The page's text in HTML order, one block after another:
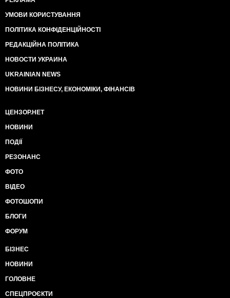
УМОВИ КОРИСТУВАННЯ
ПОЛІТИКА КОНФІДЕНЦІЙНОСТІ
РЕДАКЦІЙНА ПОЛІТИКА
НОВОСТИ УКРАИНА
UKRAINIAN NEWS
НОВИНИ БІЗНЕСУ, ЕКОНОМІКИ, ФІНАНСІВ
ЦЕНЗОР.НЕТ
НОВИНИ
ПОДІЇ
РЕЗОНАНС
ФОТО
ВІДЕО
ФОТОШОПИ
БЛОГИ
ФОРУМ
БІЗНЕС
НОВИНИ
ГОЛОВНЕ
СПЕЦПРОЄКТИ